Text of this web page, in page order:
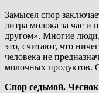
Замысел спор
литра молока за час и
другом». Многие
это, считают, что
человека не
молочных продуктов.
Спор седьмой. Чеснок